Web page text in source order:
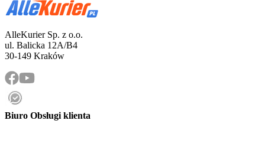
AlleKurier Sp. z o.o.
ul. Balicka 12A/B4
30-149 Kraków
Biuro Obsługi klienta